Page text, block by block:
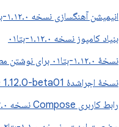
انیمیشن آهنگسازی نسخه ۱.۱۲.۰-بتا۰۱
بنیاد کامپوز نسخه ۱.۱۲.۰-بتا۰۱
نسخهٔ ۱.۱۲.۰-بتا۰۱ برای نوشتن مطالب
نسخهٔ اجراشدهٔ Compose 1.12.0-beta01
رابط کاربری Compose نسخه ۱.۱۲.۰-بتا۰۱